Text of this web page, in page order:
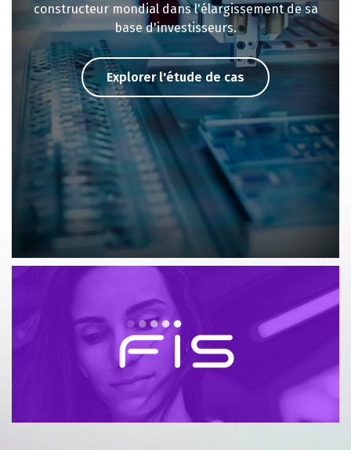
constructeur mondial dans l'élargissement de sa
base d'investisseurs.
Explorer l'étude de cas